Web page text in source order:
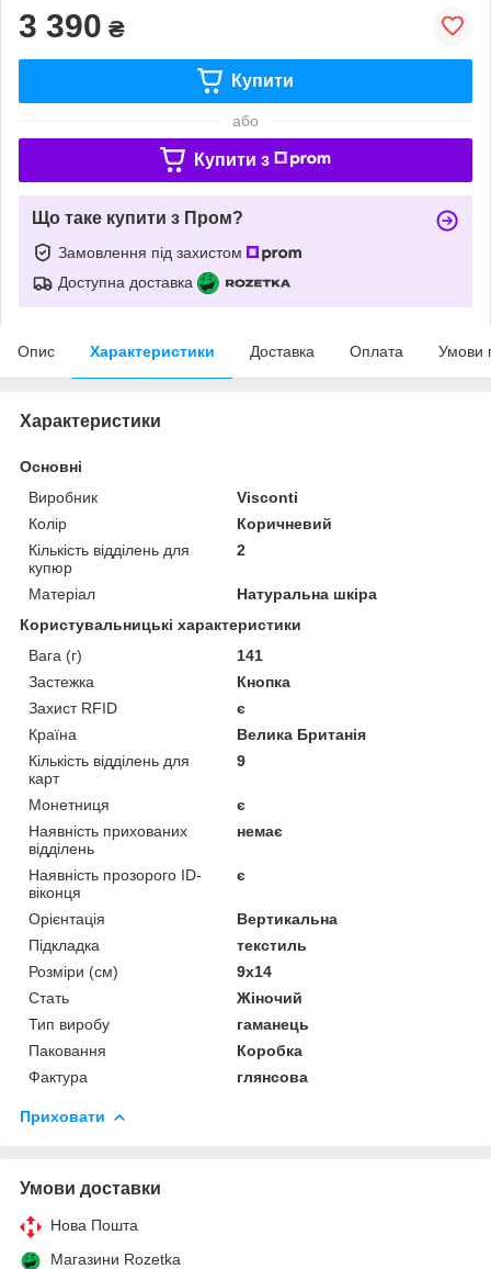
3 390 ₴
Купити
або
Купити з
Що таке купити з Пром?
Замовлення під захистом
Доступна доставка
Опис Характеристики Доставка Оплата Умови
Характеристики
Основні
Виробник
Visconti
Колір
Коричневий
Кількість відділень для
купюр
2
Матеріал
Натуральна шкіра
Користувальницькі характеристики
Вага (г)
141
Застежка
Кнопка
Захист RFID
є
Країна
Велика Британія
Кількість відділень для
карт
9
Монетниця
є
Наявність прихованих
відділень
немає
Наявність прозорого ID-
віконця
є
Орієнтація
Вертикальна
Підкладка
текстиль
Розміри (см)
9х14
Стать
Жіночий
Тип виробу
гаманець
Паковання
Коробка
Фактура
глянсова
Приховати
Умови доставки
Нова Пошта
Магазини Rozetka